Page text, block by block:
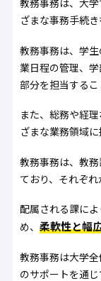
教務事務は、大
ざまな事務手続き
教務事務は、学
業日程の管理、
部分を担当するこ
また、総務や経
ざまな業務領域に
教務事務は、教
ており、それぞ
配属される課に
め、 柔軟性と幅
教務事務は大学
のサポートを通